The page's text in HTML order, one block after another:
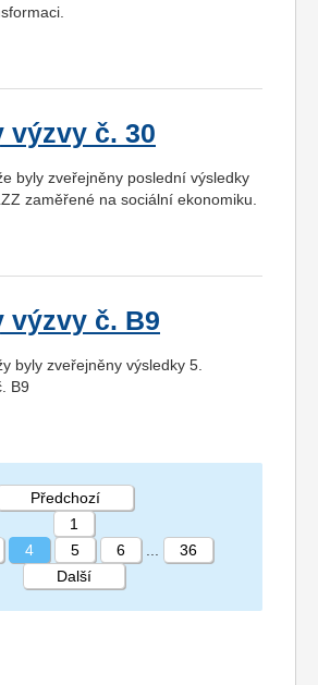
výzvy č. 30
byly zveřejněny poslední výsledky
zaměřené na sociální ekonomiku.
výzvy č. B9
byly zveřejněny výsledky 5.
B9
STRÁNKA 4 36
Předchozí
1
4 5 6
36
Další